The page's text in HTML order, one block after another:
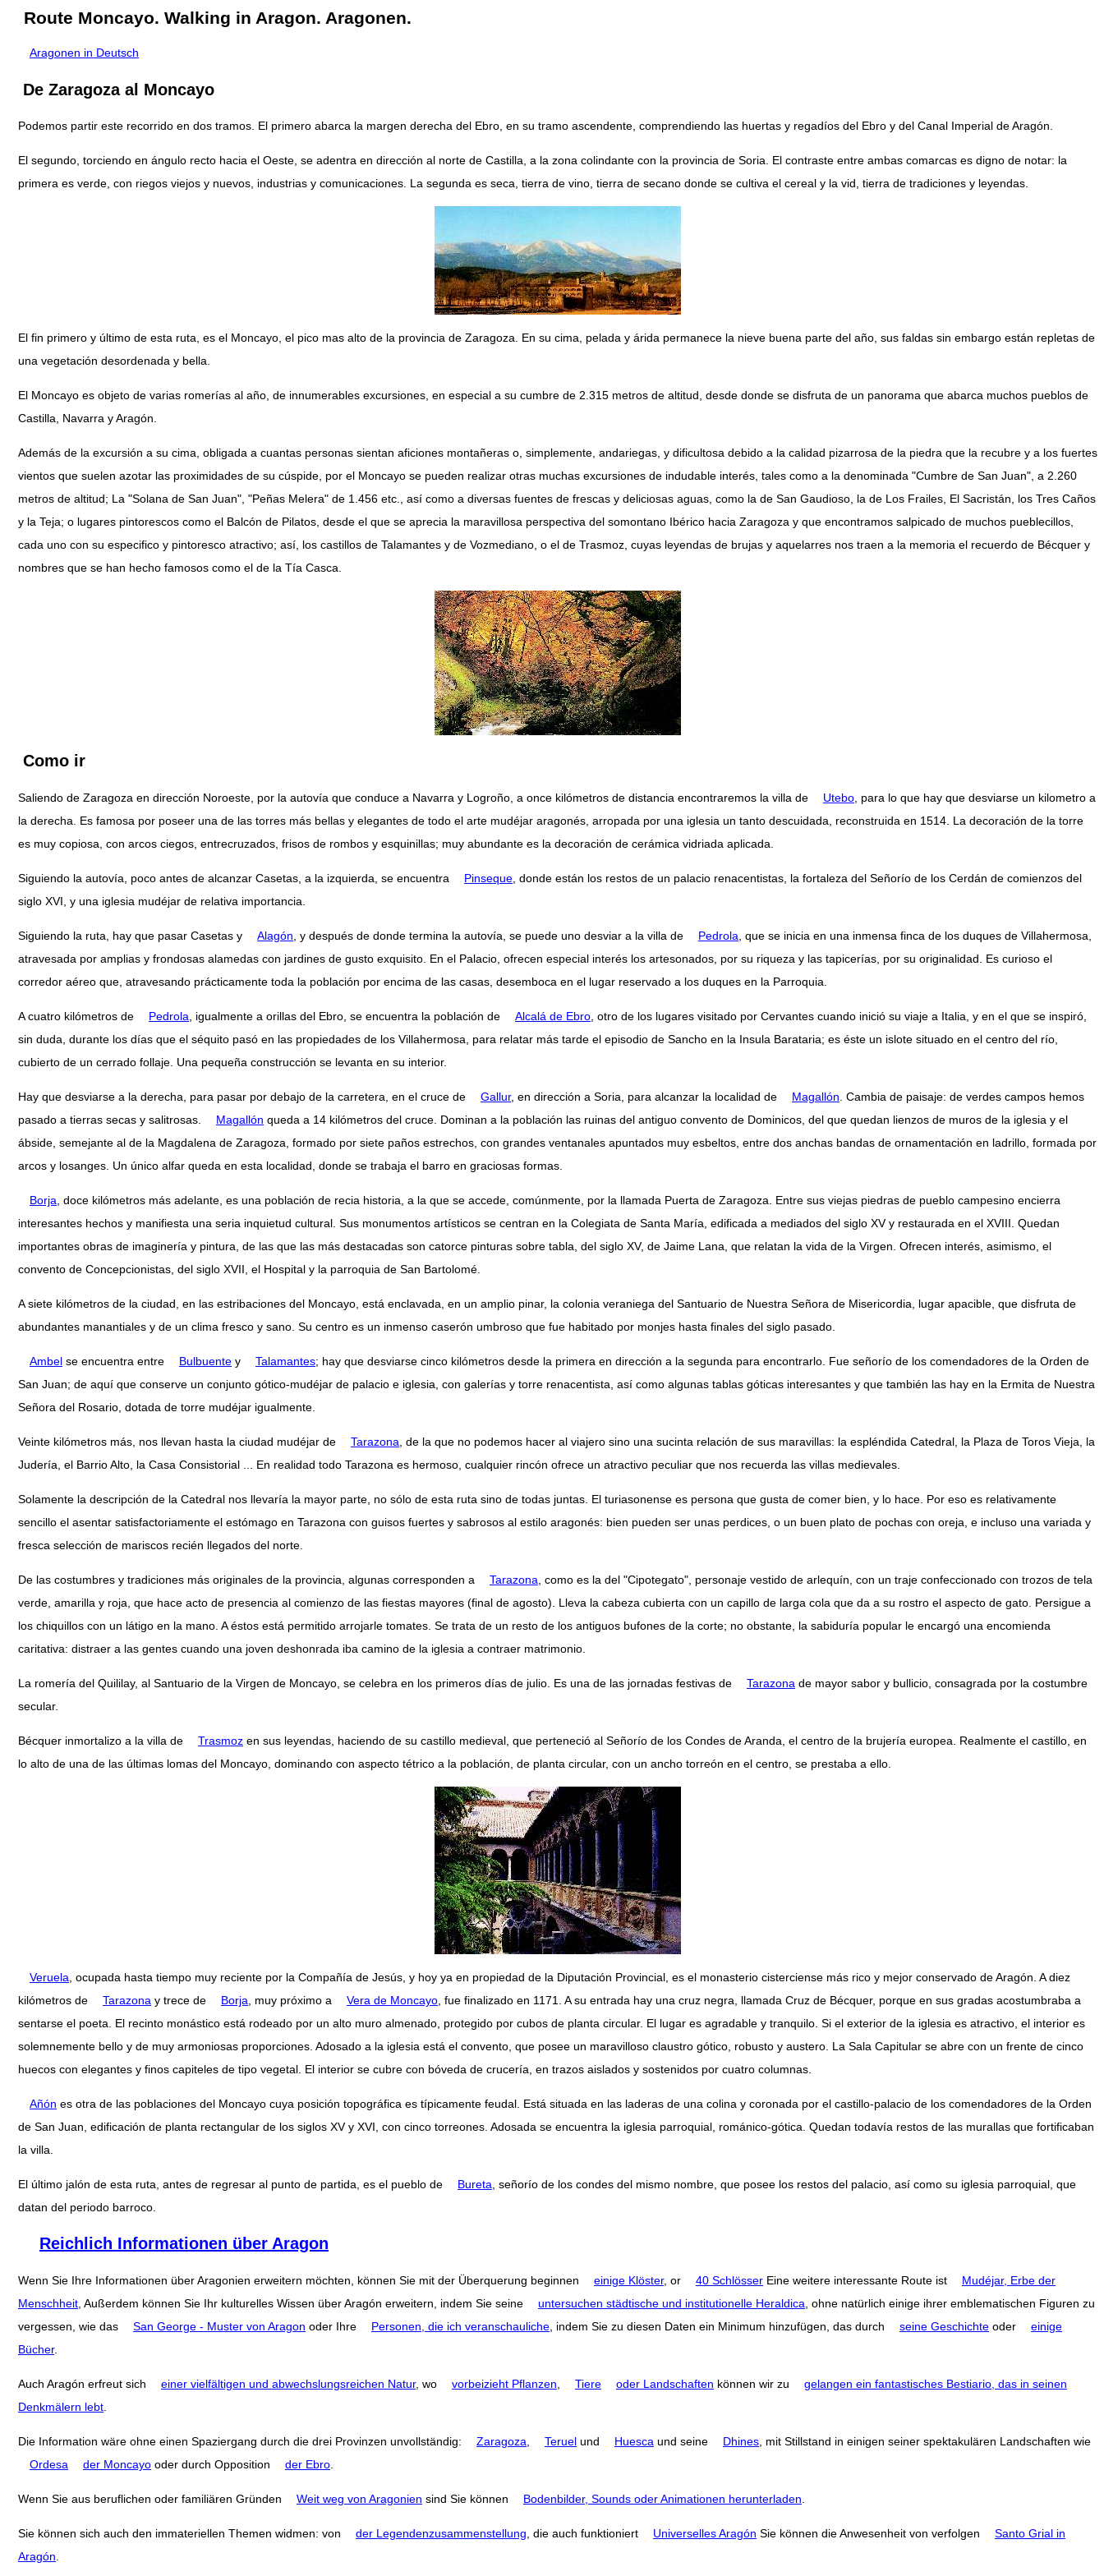
Route Moncayo. Walking in Aragon. Aragonen.
Aragonen in Deutsch
De Zaragoza al Moncayo
Podemos partir este recorrido en dos tramos. El primero abarca la margen derecha del Ebro, en su tramo ascendente, comprendiendo las huertas y regadíos del Ebro y del Canal Imperial de Aragón.
El segundo, torciendo en ángulo recto hacia el Oeste, se adentra en dirección al norte de Castilla, a la zona colindante con la provincia de Soria. El contraste entre ambas comarcas es digno de notar: la
primera es verde, con riegos viejos y nuevos, industrias y comunicaciones. La segunda es seca, tierra de vino, tierra de secano donde se cultiva el cereal y la vid, tierra de tradiciones y leyendas.
El fin primero y último de esta ruta, es el Moncayo, el pico mas alto de la provincia de Zaragoza. En su cima, pelada y árida permanece la nieve buena parte del año, sus faldas sin embargo están repletas de
una vegetación desordenada y bella.
El Moncayo es objeto de varias romerías al año, de innumerables excursiones, en especial a su cumbre de 2.315 metros de altitud, desde donde se disfruta de un panorama que abarca muchos pueblos de
Castilla, Navarra y Aragón.
Además de la excursión a su cima, obligada a cuantas personas sientan aficiones montañeras o, simplemente, andariegas, y dificultosa debido a la calidad pizarrosa de la piedra que la recubre y a los fuertes
vientos que suelen azotar las proximidades de su cúspide, por el Moncayo se pueden realizar otras muchas excursiones de indudable interés, tales como a la denominada "Cumbre de San Juan", a 2.260
metros de altitud; La "Solana de San Juan", "Peñas Melera" de 1.456 etc., así como a diversas fuentes de frescas y deliciosas aguas, como la de San Gaudioso, la de Los Frailes, El Sacristán, los Tres Caños
y la Teja; o lugares pintorescos como el Balcón de Pilatos, desde el que se aprecia la maravillosa perspectiva del somontano Ibérico hacia Zaragoza y que encontramos salpicado de muchos pueblecillos,
cada uno con su especifico y pintoresco atractivo; así, los castillos de Talamantes y de Vozmediano, o el de Trasmoz, cuyas leyendas de brujas y aquelarres nos traen a la memoria el recuerdo de Bécquer y
nombres que se han hecho famosos como el de la Tía Casca.
Como ir
Saliendo de Zaragoza en dirección Noroeste, por la autovía que conduce a Navarra y Logroño, a once kilómetros de distancia encontraremos la villa de Utebo , para lo que hay que desviarse un kilometro a
la derecha. Es famosa por poseer una de las torres más bellas y elegantes de todo el arte mudéjar aragonés, arropada por una iglesia un tanto descuidada, reconstruida en 1514. La decoración de la torre
es muy copiosa, con arcos ciegos, entrecruzados, frisos de rombos y esquinillas; muy abundante es la decoración de cerámica vidriada aplicada.
Siguiendo la autovía, poco antes de alcanzar Casetas, a la izquierda, se encuentra Pinseque , donde están los restos de un palacio renacentistas, la fortaleza del Señorío de los Cerdán de comienzos del
siglo XVI, y una iglesia mudéjar de relativa importancia.
Siguiendo la ruta, hay que pasar Casetas y Alagón , y después de donde termina la autovía, se puede uno desviar a la villa de Pedrola , que se inicia en una inmensa finca de los duques de Villahermosa,
atravesada por amplias y frondosas alamedas con jardines de gusto exquisito. En el Palacio, ofrecen especial interés los artesonados, por su riqueza y las tapicerías, por su originalidad. Es curioso el
corredor aéreo que, atravesando prácticamente toda la población por encima de las casas, desemboca en el lugar reservado a los duques en la Parroquia.
A cuatro kilómetros de Pedrola , igualmente a orillas del Ebro, se encuentra la población de Alcalá de Ebro , otro de los lugares visitado por Cervantes cuando inició su viaje a Italia, y en el que se inspiró,
sin duda, durante los días que el séquito pasó en las propiedades de los Villahermosa, para relatar más tarde el episodio de Sancho en la Insula Barataria; es éste un islote situado en el centro del río,
cubierto de un cerrado follaje. Una pequeña construcción se levanta en su interior.
Hay que desviarse a la derecha, para pasar por debajo de la carretera, en el cruce de Gallur, en dirección a Soria, para alcanzar la localidad de Magallón . Cambia de paisaje: de verdes campos hemos
pasado a tierras secas y salitrosas.
Magallón queda a 14 kilómetros del cruce. Dominan a la población las ruinas del antiguo convento de Dominicos, del que quedan lienzos de muros de la iglesia y el
ábside, semejante al de la Magdalena de Zaragoza, formado por siete paños estrechos, con grandes ventanales apuntados muy esbeltos, entre dos anchas bandas de ornamentación en ladrillo, formada por
arcos y losanges. Un único alfar queda en esta localidad, donde se trabaja el barro en graciosas formas.
Borja , doce kilómetros más adelante, es una población de recia historia, a la que se accede, comúnmente, por la llamada Puerta de Zaragoza. Entre sus viejas piedras de pueblo campesino encierra
interesantes hechos y manifiesta una seria inquietud cultural. Sus monumentos artísticos se centran en la Colegiata de Santa María, edificada a mediados del siglo XV y restaurada en el XVIII. Quedan
importantes obras de imaginería y pintura, de las que las más destacadas son catorce pinturas sobre tabla, del siglo XV, de Jaime Lana, que relatan la vida de la Virgen. Ofrecen interés, asimismo, el
convento de Concepcionistas, del siglo XVII, el Hospital y la parroquia de San Bartolomé.
A siete kilómetros de la ciudad, en las estribaciones del Moncayo, está enclavada, en un amplio pinar, la colonia veraniega del Santuario de Nuestra Señora de Misericordia, lugar apacible, que disfruta de
abundantes manantiales y de un clima fresco y sano. Su centro es un inmenso caserón umbroso que fue habitado por monjes hasta finales del siglo pasado.
Ambel se encuentra entre Bulbuente y Talamantes; hay que desviarse cinco kilómetros desde la primera en dirección a la segunda para encontrarlo. Fue señorío de los comendadores de la Orden de
San Juan; de aquí que conserve un conjunto gótico-mudéjar de palacio e iglesia, con galerías y torre renacentista, así como algunas tablas góticas interesantes y que también las hay en la Ermita de Nuestra
Señora del Rosario, dotada de torre mudéjar igualmente.
Veinte kilómetros más, nos llevan hasta la ciudad mudéjar de Tarazona , de la que no podemos hacer al viajero sino una sucinta relación de sus maravillas: la espléndida Catedral, la Plaza de Toros Vieja, la
Judería, el Barrio Alto, la Casa Consistorial ... En realidad todo Tarazona es hermoso, cualquier rincón ofrece un atractivo peculiar que nos recuerda las villas medievales.
Solamente la descripción de la Catedral nos llevaría la mayor parte, no sólo de esta ruta sino de todas juntas. El turiasonense es persona que gusta de comer bien, y lo hace. Por eso es relativamente
sencillo el asentar satisfactoriamente el estómago en Tarazona con guisos fuertes y sabrosos al estilo aragonés: bien pueden ser unas perdices, o un buen plato de pochas con oreja, e incluso una variada y
fresca selección de mariscos recién llegados del norte.
De las costumbres y tradiciones más originales de la provincia, algunas corresponden a Tarazona , como es la del "Cipotegato", personaje vestido de arlequín, con un traje confeccionado con trozos de tela
verde, amarilla y roja, que hace acto de presencia al comienzo de las fiestas mayores (final de agosto). Lleva la cabeza cubierta con un capillo de larga cola que da a su rostro el aspecto de gato. Persigue a
los chiquillos con un látigo en la mano. A éstos está permitido arrojarle tomates. Se trata de un resto de los antiguos bufones de la corte; no obstante, la sabiduría popular le encargó una encomienda
caritativa: distraer a las gentes cuando una joven deshonrada iba camino de la iglesia a contraer matrimonio.
La romería del Quililay, al Santuario de la Virgen de Moncayo, se celebra en los primeros días de julio. Es una de las jornadas festivas de Tarazona de mayor sabor y bullicio, consagrada por la costumbre
secular.
Bécquer inmortalizo a la villa de Trasmoz en sus leyendas, haciendo de su castillo medieval, que perteneció al Señorío de los Condes de Aranda, el centro de la brujería europea. Realmente el castillo, en
lo alto de una de las últimas lomas del Moncayo, dominando con aspecto tétrico a la población, de planta circular, con un ancho torreón en el centro, se prestaba a ello.
Veruela , ocupada hasta tiempo muy reciente por la Compañía de Jesús, y hoy ya en propiedad de la Diputación Provincial, es el monasterio cisterciense más rico y mejor conservado de Aragón. A diez
kilómetros de
Tarazona y trece de Borja , muy próximo a Vera de Moncayo , fue finalizado en 1171. A su entrada hay una cruz negra, llamada Cruz de Bécquer, porque en sus gradas acostumbraba a
sentarse el poeta. El recinto monástico está rodeado por un alto muro almenado, protegido por cubos de planta circular. El lugar es agradable y tranquilo. Si el exterior de la iglesia es atractivo, el interior es
solemnemente bello y de muy armoniosas proporciones. Adosado a la iglesia está el convento, que posee un maravilloso claustro gótico, robusto y austero. La Sala Capitular se abre con un frente de cinco
huecos con elegantes y finos capiteles de tipo vegetal. El interior se cubre con bóveda de crucería, en trazos aislados y sostenidos por cuatro columnas.
Añón es otra de las poblaciones del Moncayo cuya posición topográfica es típicamente feudal. Está situada en las laderas de una colina y coronada por el castillo-palacio de los comendadores de la Orden
de San Juan, edificación de planta rectangular de los siglos XV y XVI, con cinco torreones. Adosada se encuentra la iglesia parroquial, románico-gótica. Quedan todavía restos de las murallas que fortificaban
la villa.
El último jalón de esta ruta, antes de regresar al punto de partida, es el pueblo de Bureta , señorío de los condes del mismo nombre, que posee los restos del palacio, así como su iglesia parroquial, que
datan del periodo barroco.
Reichlich Informationen über Aragon
Wenn Sie Ihre Informationen über Aragonien erweitern möchten, können Sie mit der Überquerung beginnen einige Klöster, or 40 Schlösser Eine weitere interessante Route ist
Mudéjar, Erbe der
Menschheit , Außerdem können Sie Ihr kulturelles Wissen über Aragón erweitern, indem Sie seine untersuchen städtische und institutionelle Heraldica , ohne natürlich einige ihrer emblematischen Figuren zu
vergessen, wie das
San George - Muster von Aragon oder Ihre Personen, die ich veranschauliche , indem Sie zu diesen Daten ein Minimum hinzufügen, das durch seine Geschichte oder
einige
Bücher.
Auch Aragón erfreut sich einer vielfältigen und abwechslungsreichen Natur, wo vorbeizieht Pflanzen Tiere oder Landschaften können wir zu
gelangen ein fantastisches Bestiario, das in seinen
Denkmälern lebt
Die Information wäre ohne einen Spaziergang durch die drei Provinzen unvollständig: Zaragoza Teruel und Huesca und seine Dhines , mit Stillstand in einigen seiner spektakulären Landschaften wie
Ordesa
der Moncayo oder durch Opposition der Ebro
Wenn Sie aus beruflichen oder familiären Gründen Weit weg von Aragonien sind Sie können Bodenbilder, Sounds oder Animationen herunterladen
Sie können sich auch den immateriellen Themen widmen: von der Legendenzusammenstellung , die auch funktioniert Universelles Aragón Sie können die Anwesenheit von verfolgen
Santo Grial in
Aragón